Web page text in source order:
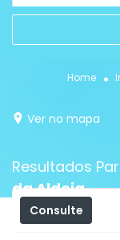
Home
Ver no mapa
Resultados
da Aldeia
Consulte